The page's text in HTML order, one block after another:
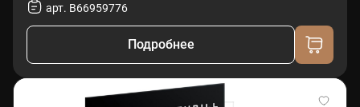
арт. B66959776
Подробнее